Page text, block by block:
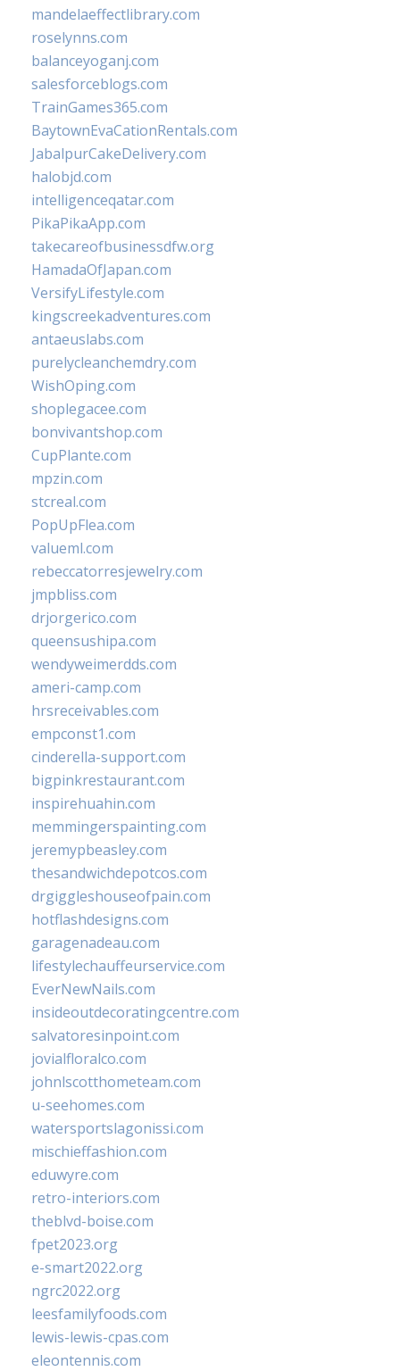
mandelaeffectlibrary.com
roselynns.com
balanceyoganj.com
salesforceblogs.com
TrainGames365.com
BaytownEvaCationRentals.com
JabalpurCakeDelivery.com
halobjd.com
intelligenceqatar.com
PikaPikaApp.com
takecareofbusinessdfw.org
HamadaOfJapan.com
VersifyLifestyle.com
kingscreekadventures.com
antaeuslabs.com
purelycleanchemdry.com
WishOping.com
shoplegacee.com
bonvivantshop.com
CupPlante.com
mpzin.com
stcreal.com
PopUpFlea.com
valueml.com
rebeccatorresjewelry.com
jmpbliss.com
drjorgerico.com
queensushipa.com
wendyweimerdds.com
ameri-camp.com
hrsreceivables.com
empconst1.com
cinderella-support.com
bigpinkrestaurant.com
inspirehuahin.com
memmingerspainting.com
jeremypbeasley.com
thesandwichdepotcos.com
drgiggleshouseofpain.com
hotflashdesigns.com
garagenadeau.com
lifestylechauffeurservice.com
EverNewNails.com
insideoutdecoratingcentre.com
salvatoresinpoint.com
jovialfloralco.com
johnlscotthometeam.com
u-seehomes.com
watersportslagonissi.com
mischieffashion.com
eduwyre.com
retro-interiors.com
theblvd-boise.com
fpet2023.org
e-smart2022.org
ngrc2022.org
leesfamilyfoods.com
lewis-lewis-cpas.com
eleontennis.com